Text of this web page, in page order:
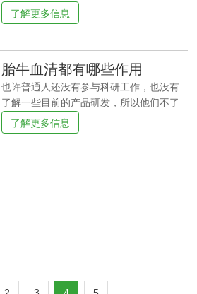
般范围为30-40mg/ml)、血红蛋白(不高于
20mg/dl)、PH(国产血清，多高于7.5，进
较低)、抗生素含量等。胎牛血清的作用：
胎牛血清在包括：1.
染，也很容易携带病毒，从而给细胞培养
带来潜在的干扰。因此，我们不仅要确保
政府注册，在胎儿牛血清的质量检查中，
还要进行各种病毒检查，以确保胎儿牛血
清的质量。胎儿牛血清的批号确保生产都
可以追溯。胎牛血清是在母牛怀孕5~8个月
时，取出胎儿牛，心脏穿刺取血。所有的
要符合工业生产的标准。血清采集后，需
了解更多信息
胎牛血清都有哪些作用
也许普通人还没有参与科研工作，也没有
了解一些目前的产品研发，所以他们不了
解一些新产品。胎牛血清是目前比较流行
的产品，具有质量很高的特点，对身体的
人都知道正常的身体应该处于弱碱状态，
了解更多信息